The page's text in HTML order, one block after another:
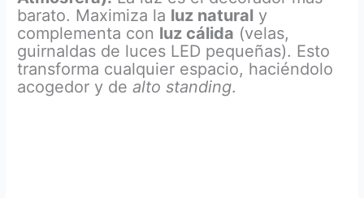
barato. Maximiza la luz natural y
complementa con luz cálida (velas,
guirnaldas de luces LED pequeñas). Esto
transforma cualquier espacio, haciéndolo
acogedor y dealto standing.